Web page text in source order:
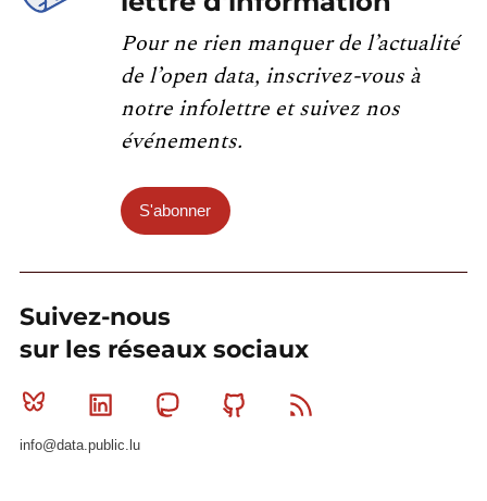
Pour ne rien manquer de l’actualité
de l’open data, inscrivez-vous à
notre infolettre et suivez nos
événements.
S'abonner
Suivez-nous
sur les réseaux sociaux
Bluesky Linkedin MastodonGithub
info@data.public.lu